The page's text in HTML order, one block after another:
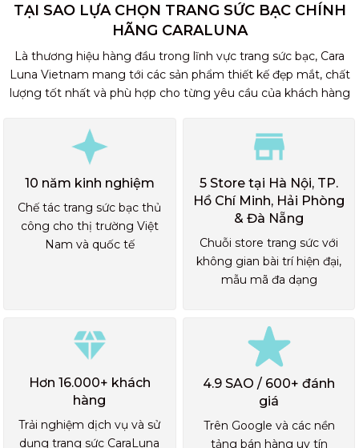
TẠI SAO LỰA CHỌN TRANG SỨC BẠC CHÍNH
HÃNG CARALUNA
Là thương hiệu hàng đầu trong lĩnh vực trang sức bạc, Cara
Luna Vietnam mang tới các sản phẩm thiết kế đẹp mắt, chất
lượng tốt nhất và phù hợp cho từng yêu cầu của khách hàng
10 năm kinh nghiệm
Chế tác trang sức bạc thủ
công cho thị trường Việt
Nam và quốc tế
5 Store tại Hà Nội, TP.
Hồ Chí Minh, Hải Phòng
& Đà Nẵng
Chuỗi store trang sức với
không gian bài trí hiện đại,
mẫu mã đa dạng
Hơn 16.000+ khách
hàng
Trải nghiệm dịch vụ và sử
dụng trang sức CaraLuna
4.9 SAO / 600+ đánh
giá
Trên Google và các nền
tảng bán hàng uy tín